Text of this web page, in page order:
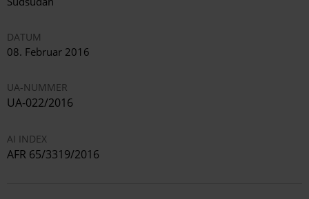
DATUM
08. Februar 2016
UA-NUMMER
UA-022/2016
AI INDEX
AFR 65/3319/2016